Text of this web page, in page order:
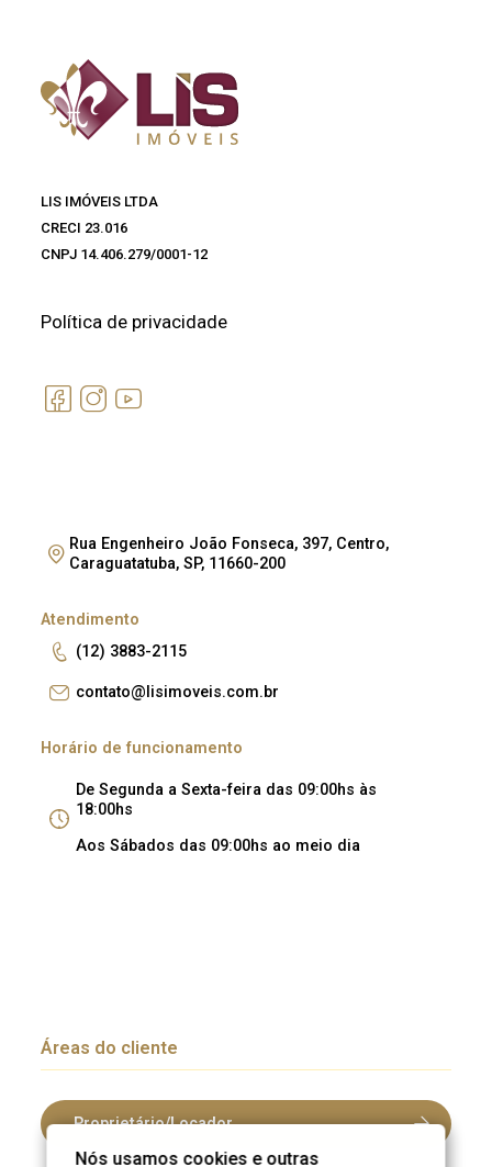
LIS IMÓVEIS LTDA
CRECI 23.016
CNPJ 14.406.279/0001-12
Política de privacidade
Rua Engenheiro João Fonseca, 397, Centro,
Caraguatatuba, SP, 11660-200
Atendimento
(12) 3883-2115
contato@lisimoveis.com.br
Horário de funcionamento
De Segunda a Sexta-feira das 09:00hs às
18:00hs
Aos Sábados das 09:00hs ao meio dia
Áreas do cliente
Proprietário/Locador
Nós usamos cookies e outras